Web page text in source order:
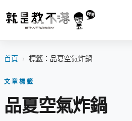
首頁 › 標籤：品夏空氣炸鍋
文章標籤
品夏空氣炸鍋